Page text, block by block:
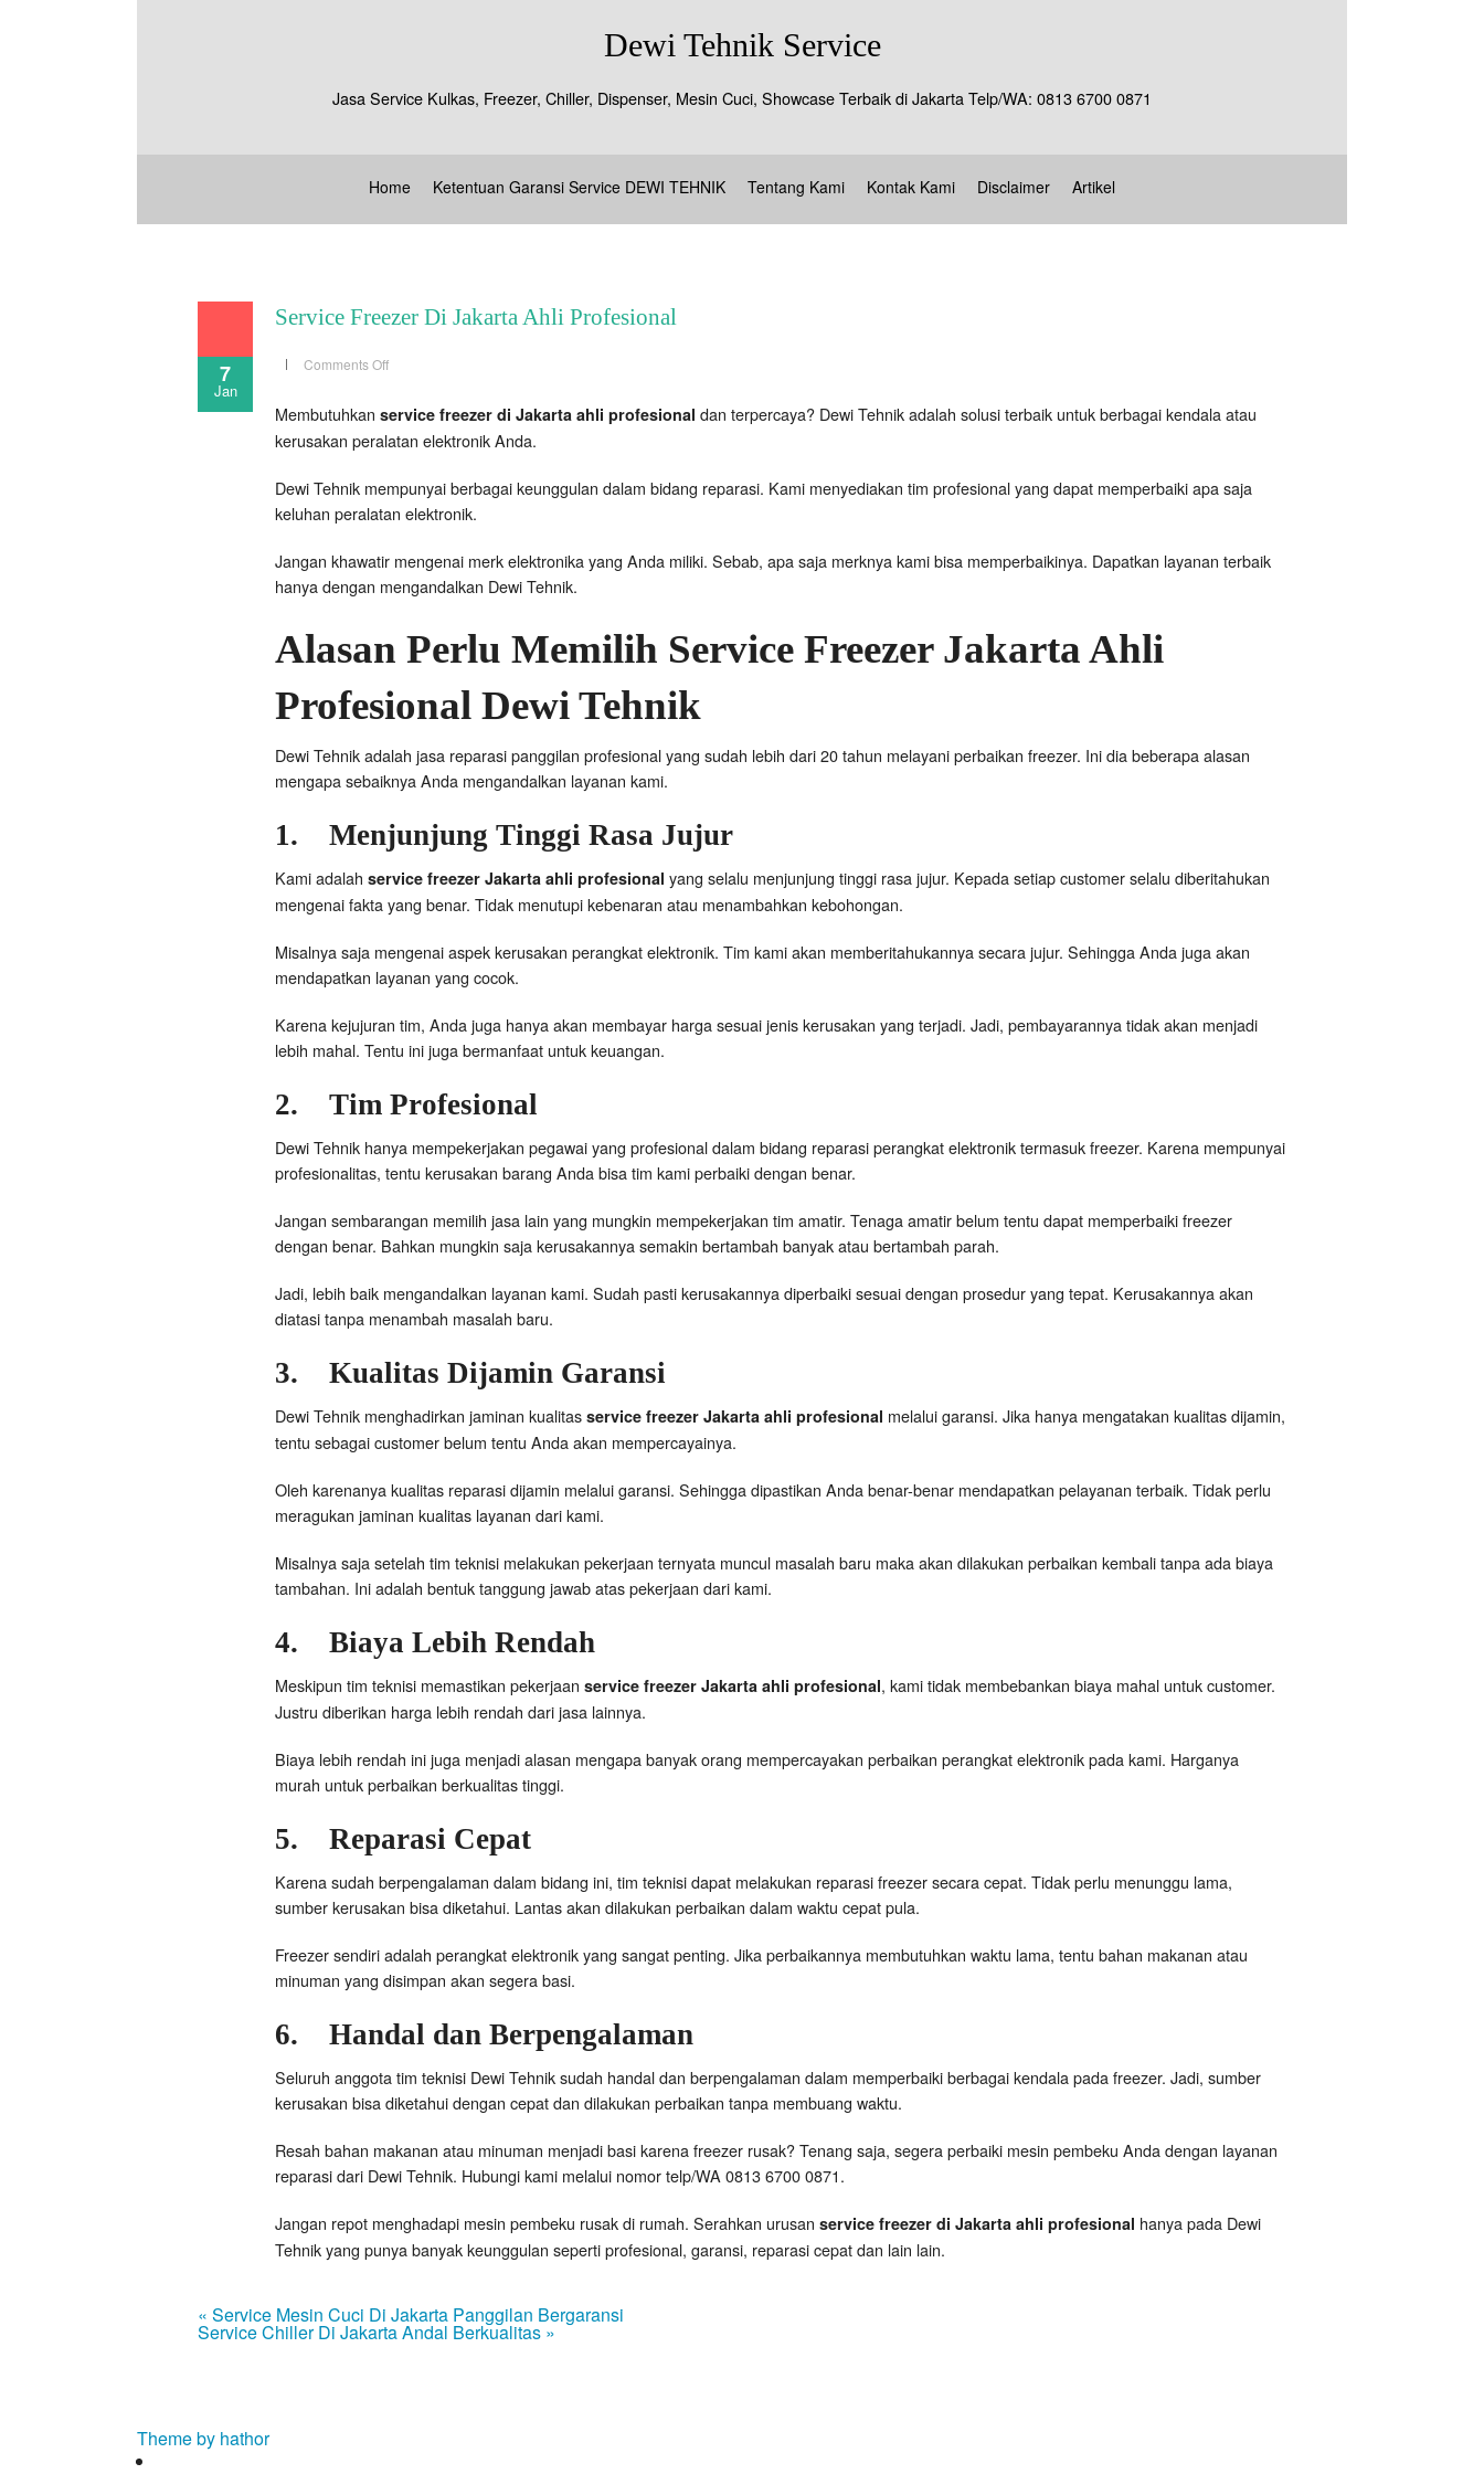
Dewi Tehnik Service
Jasa Service Kulkas, Freezer, Chiller, Dispenser, Mesin Cuci, Showcase Terbaik di Jakarta Telp/WA: 0813 6700 0871
Home Ketentuan Garansi Service DEWI TEHNIK Tentang Kami Kontak Kami Disclaimer Artikel
7
Jan
Service Freezer Di Jakarta Ahli Profesional
Comments Offon
Jakarta
Profesional
Membutuhkan service freezer di Jakarta ahli profesional dan terpercaya? Dewi Tehnik adalah solusi terbaik untuk berbagai kendala atau
kerusakan peralatan elektronik Anda.
Dewi Tehnik mempunyai berbagai keunggulan dalam bidang reparasi. Kami menyediakan tim profesional yang dapat memperbaiki apa saja
keluhan peralatan elektronik.
Jangan khawatir mengenai merk elektronika yang Anda miliki. Sebab, apa saja merknya kami bisa memperbaikinya. Dapatkan layanan terbaik
hanya dengan mengandalkan Dewi Tehnik.
Alasan Perlu Memilih Service Freezer Jakarta Ahli
Profesional Dewi Tehnik
Dewi Tehnik adalah jasa reparasi panggilan profesional yang sudah lebih dari 20 tahun melayani perbaikan freezer. Ini dia beberapa alasan
mengapa sebaiknya Anda mengandalkan layanan kami.
1. Menjunjung Tinggi Rasa Jujur
Kami adalah service freezer Jakarta ahli profesional yang selalu menjunjung tinggi rasa jujur. Kepada setiap customer selalu diberitahukan
mengenai fakta yang benar. Tidak menutupi kebenaran atau menambahkan kebohongan.
Misalnya saja mengenai aspek kerusakan perangkat elektronik. Tim kami akan memberitahukannya secara jujur. Sehingga Anda juga akan
mendapatkan layanan yang cocok.
Karena kejujuran tim, Anda juga hanya akan membayar harga sesuai jenis kerusakan yang terjadi. Jadi, pembayarannya tidak akan menjadi
lebih mahal. Tentu ini juga bermanfaat untuk keuangan.
2. Tim Profesional
Dewi Tehnik hanya mempekerjakan pegawai yang profesional dalam bidang reparasi perangkat elektronik termasuk freezer. Karena mempunyai
profesionalitas, tentu kerusakan barang Anda bisa tim kami perbaiki dengan benar.
Jangan sembarangan memilih jasa lain yang mungkin mempekerjakan tim amatir. Tenaga amatir belum tentu dapat memperbaiki freezer
dengan benar. Bahkan mungkin saja kerusakannya semakin bertambah banyak atau bertambah parah.
Jadi, lebih baik mengandalkan layanan kami. Sudah pasti kerusakannya diperbaiki sesuai dengan prosedur yang tepat. Kerusakannya akan
diatasi tanpa menambah masalah baru.
3. Kualitas Dijamin Garansi
Dewi Tehnik menghadirkan jaminan kualitas service freezer Jakarta ahli profesional melalui garansi. Jika hanya mengatakan kualitas dijamin,
tentu sebagai customer belum tentu Anda akan mempercayainya.
Oleh karenanya kualitas reparasi dijamin melalui garansi. Sehingga dipastikan Anda benar-benar mendapatkan pelayanan terbaik. Tidak perlu
meragukan jaminan kualitas layanan dari kami.
Misalnya saja setelah tim teknisi melakukan pekerjaan ternyata muncul masalah baru maka akan dilakukan perbaikan kembali tanpa ada biaya
tambahan. Ini adalah bentuk tanggung jawab atas pekerjaan dari kami.
4. Biaya Lebih Rendah
Meskipun tim teknisi memastikan pekerjaan service freezer Jakarta ahli profesional, kami tidak membebankan biaya mahal untuk customer.
Justru diberikan harga lebih rendah dari jasa lainnya.
Biaya lebih rendah ini juga menjadi alasan mengapa banyak orang mempercayakan perbaikan perangkat elektronik pada kami. Harganya
murah untuk perbaikan berkualitas tinggi.
5. Reparasi Cepat
Karena sudah berpengalaman dalam bidang ini, tim teknisi dapat melakukan reparasi freezer secara cepat. Tidak perlu menunggu lama,
sumber kerusakan bisa diketahui. Lantas akan dilakukan perbaikan dalam waktu cepat pula.
Freezer sendiri adalah perangkat elektronik yang sangat penting. Jika perbaikannya membutuhkan waktu lama, tentu bahan makanan atau
minuman yang disimpan akan segera basi.
6. Handal dan Berpengalaman
Seluruh anggota tim teknisi Dewi Tehnik sudah handal dan berpengalaman dalam memperbaiki berbagai kendala pada freezer. Jadi, sumber
kerusakan bisa diketahui dengan cepat dan dilakukan perbaikan tanpa membuang waktu.
Resah bahan makanan atau minuman menjadi basi karena freezer rusak? Tenang saja, segera perbaiki mesin pembeku Anda dengan layanan
reparasi dari Dewi Tehnik. Hubungi kami melalui nomor telp/WA 0813 6700 0871.
Jangan repot menghadapi mesin pembeku rusak di rumah. Serahkan urusan service freezer di Jakarta ahli profesional hanya pada Dewi
Tehnik yang punya banyak keunggulan seperti profesional, garansi, reparasi cepat dan lain lain.
« Service Mesin Cuci Di Jakarta Panggilan Bergaransi
Service Chiller Di Jakarta Andal Berkualitas »
Theme by hathor